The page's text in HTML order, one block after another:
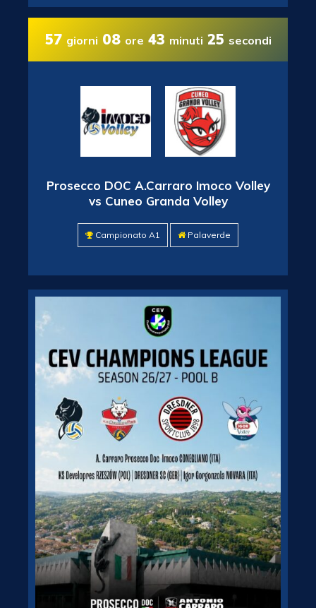
57 giorni 08 ore 43 minuti 25 secondi
Prosecco DOC A.Carraro Imoco Volley
vs Cuneo Granda Volley
Campionato A1 Palaverde